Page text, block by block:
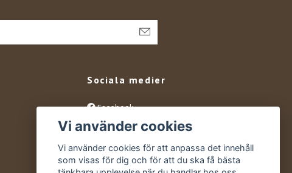
Sociala medier
Facebook
Instagram
YouTube
Vi använder cookies
Vi använder cookies för att anpassa det innehåll
som visas för dig och för att du ska få bästa